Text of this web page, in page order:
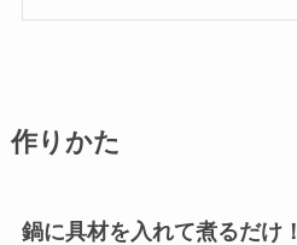
作りかた
鍋に具材を入れて煮るだけ！